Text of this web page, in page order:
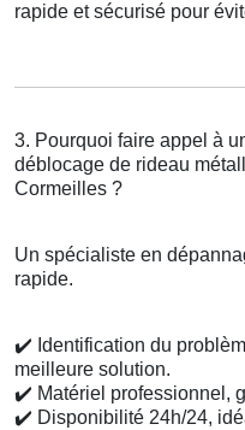
rapide et sécurisé pour
3. Pourquoi faire appel à
déblocage de rideau
Cormeilles ?
Un spécialiste en
rapide.
✔️ Identification du
meilleure solution.
✔️ Matériel professionnel,
✔️ Disponibilité 24h/24,